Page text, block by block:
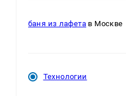
баня из лафета в Москве
Технологии